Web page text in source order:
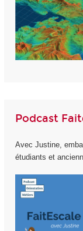
Podcast
Avec Justine,
étudiants et